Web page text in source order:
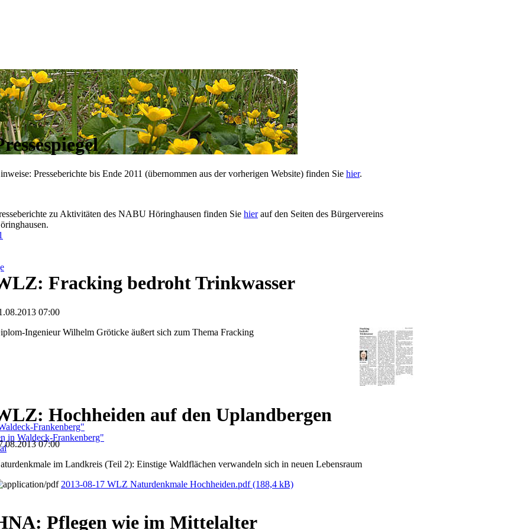
Frankenberg"
in Waldeck-Frankenberg"
Presseberichte bis Ende 2011 (übernommen aus der vorherigen Website) finden Sie hier.
zu Aktivitäten des NABU Höringhausen finden Sie hierauf den Seiten des Bürgervereins
Fracking bedroht Trinkwasser
07:00
Ingenieur Wilhelm Gröticke äußert sich zum Thema Fracking
Hochheiden auf den Uplandbergen
07:00
im Landkreis (Teil 2): Einstige Waldflächen verwandeln sich in neuen Lebensraum
2013-08-17 WLZ Naturdenkmale Hochheiden.pdf(188,4 kB)
Pflegen wie im Mittelalter